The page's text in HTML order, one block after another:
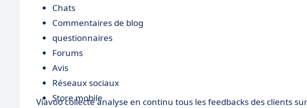
Chats
Commentaires de blog
questionnaires
Forums
Avis
Réseaux sociaux
Store mobile
Viavoo collecte analyse en continu tous les feedbacks des clients